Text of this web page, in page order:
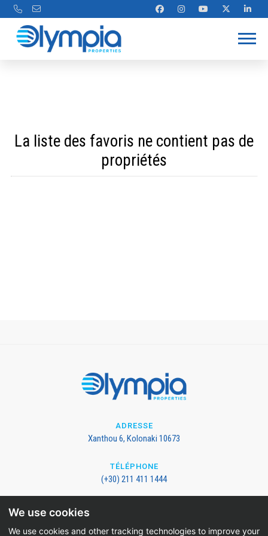
We use cookies
We use cookies and other tracking technologies to improve your
La liste des favoris ne contient pas de
propriétés
ADRESSE
Xanthou 6, Kolonaki 10673
TÉLÉPHONE
(+30) 211 411 1444
info@olympia-properties.com